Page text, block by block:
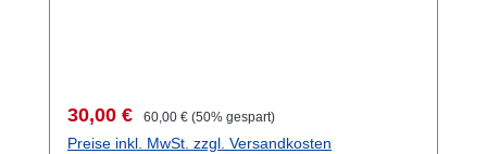
Verkaufspreis:
30,00 € Regulärer Preis:
60,00 € (50% gespart)
Preise inkl. MwSt. zzgl. Versandkosten